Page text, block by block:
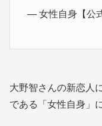
— 女性自身【公
大野智さんの新恋人
である「女性自身」